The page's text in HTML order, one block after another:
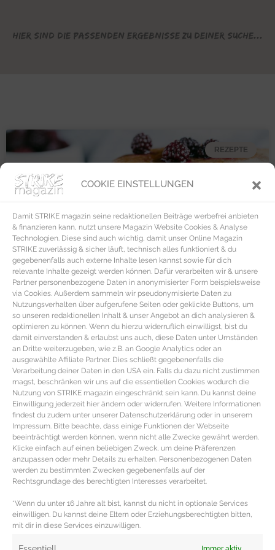
COOKIE EINSTELLUNGEN
Damit STRIKE magazin seine redaktionellen Beiträge werbefrei anbieten
& finanzieren kann, nutzt unsere Magazin Website Cookies & Analyse
Technologien. Diese sind auch wichtig, damit unser Online Magazin
STRIKE zuverlässig & sicher läuft, technisch alles funktioniert & du
gegebenenfalls auch externe Inhalte lesen kannst sowie für dich
relevante Inhalte gezeigt werden können. Dafür verarbeiten wir & unsere
Partner personenbezogene Daten in anonymisierter Form beispielsweise
via Cookies. Außerdem sammeln wir pseudonymisierte Daten zu
Nutzungsverhalten über aufgerufene Seiten oder geklickte Buttons, um
so unseren redaktionellen Inhalt & unser Angebot an dich analysieren &
optimieren zu können. Wenn du hierzu widerruflich einwilligst, bist du
damit einverstanden & erlaubst uns auch, diese Daten unter Umständen
an Dritte weiterzugeben, wie z.B. an Google Analytics oder an
ausgewählte Affiliate Partner. Dies schließt gegebenenfalls die
Verarbeitung deiner Daten in den USA ein. Falls du dazu nicht zustimmen
magst, beschränken wir uns auf die essentiellen Cookies wodurch die
Nutzung von STRIKE magazin eingeschränkt sein kann. Du kannst deine
Einwilligung jederzeit hier ändern oder widerrufen. Weitere Informationen
findest du zudem unter unserer Datenschutzerklärung oder in unserem
Impressum. Bitte beachte, dass einige Funktionen der Webseite
beeinträchtigt werden können, wenn nicht alle Zwecke gewährt werden.
Klicke einfach auf einen beliebigen Zweck, um deine Präferenzen
anzupassen oder mehr Details zu erhalten. Personenbezogenen Daten
werden zu bestimmten Zwecken gegebenenfalls auf der
Rechtsgrundlage des berechtigten Interesses verarbeitet.
*Wenn du unter 16 Jahre alt bist, kannst du nicht in optionale Services
einwilligen. Du kannst deine Eltern oder Erziehungsberechtigten bitten,
mit dir in diese Services einzuwilligen.
Hier sind die passenden Ergebnisse zu deiner Suche...
REZEPTE
REZEPT – Proteinreiche Pancakes mit
Superfood
proteinreiche Pancakes 60gr Haferflocken 2 TL
Kakaopulver 1 EL Chiasamen 1 TL